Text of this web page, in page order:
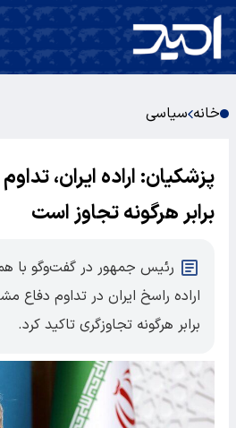
خانه سیاسی
پزشکیان: اراده ایران،
برابر هرگونه تجاوز است
رئیس جمهور در گفت‌و‌گو با
اراده راسخ ایران در تداوم دفاع
برابر هرگونه تجاوزگری تاکید کرد.